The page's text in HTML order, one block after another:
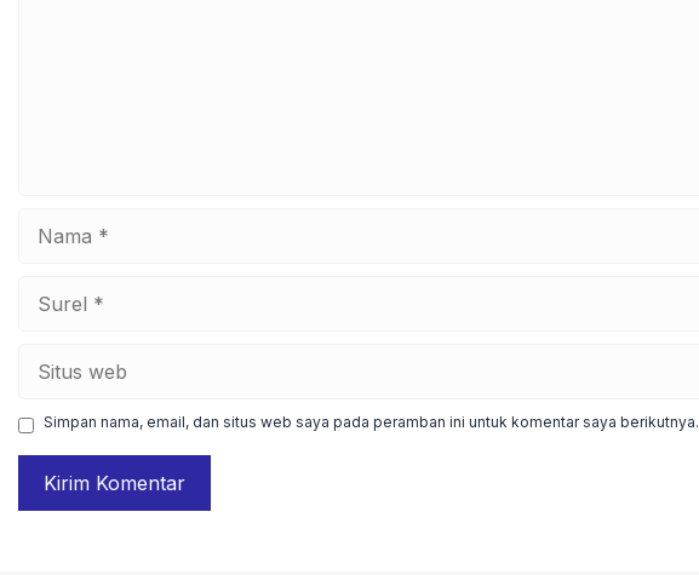
web
Simpan nama, email, dan situs web saya pada peramban ini untuk komentar saya berikutnya.